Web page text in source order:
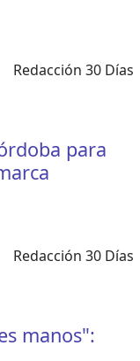
Redacción 30 Días
para
Redacción 30 Días
manos":